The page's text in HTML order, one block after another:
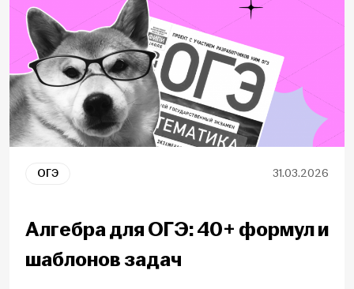
ОГЭ 31.03.2026
Алгебра для ОГЭ: 40+ формул и
шаблонов задач